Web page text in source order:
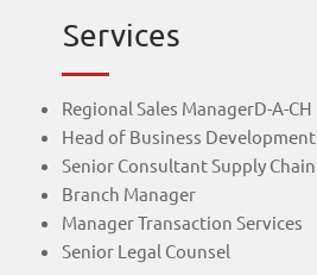
Services
Regional Sales ManagerD-A-CH
Head of Business Development
Senior Consultant Supply Chain
Branch Manager
Manager Transaction Services
Senior Legal Counsel